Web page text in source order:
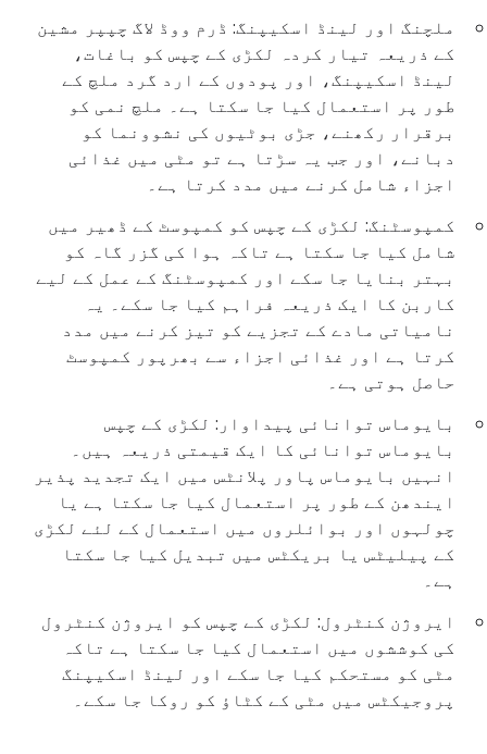
ملچنگ اور لینڈ اسکیپنگ: ڈرم ووڈ لاگ چپپر مشین
کے ذریعہ تیار کردہ لکڑی کے چپس کو باغات،
لینڈ اسکیپنگ، اور پودوں کے ارد گرد ملچ کے
طور پر استعمال کیا جا سکتا ہے۔ ملچ نمی کو
برقرار رکھنے، جڑی بوٹیوں کی نشوونما کو
دبانے، اور جب یہ سڑتا ہے تو مٹی میں غذائی
اجزاء شامل کرنے میں مدد کرتا ہے۔
کمپوسٹنگ: لکڑی کے چپس کو کمپوسٹ کے ڈھیر میں
شامل کیا جا سکتا ہے تاکہ ہوا کی گزر گاہ کو
بہتر بنایا جا سکے اور کمپوسٹنگ کے عمل کے لیے
کاربن کا ایک ذریعہ فراہم کیا جا سکے۔ یہ
نامیاتی مادے کے تجزیے کو تیز کرنے میں مدد
کرتا ہے اور غذائی اجزاء سے بھرپور کمپوسٹ
حاصل ہوتی ہے۔
بایوماس توانائی پیداوار: لکڑی کے چپس
بایوماس توانائی کا ایک قیمتی ذریعہ ہیں۔
انہیں بایوماس پاور پلانٹس میں ایک تجدید پذیر
ایندھن کے طور پر استعمال کیا جا سکتا ہے یا
چولہوں اور بوائلروں میں استعمال کے لئے لکڑی
کے پیلیٹس یا بریکٹس میں تبدیل کیا جا سکتا
ہے۔
ایروژن کنٹرول: لکڑی کے چپس کو ایروژن کنٹرول
کی کوششوں میں استعمال کیا جا سکتا ہے تاکہ
مٹی کو مستحکم کیا جا سکے اور لینڈ اسکیپنگ
پروجیکٹس میں مٹی کے کٹاؤ کو روکا جا سکے۔